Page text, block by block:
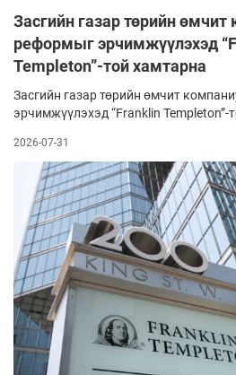
Засгийн газар төрийн
реформыг эрчимжүүлэхэд
Templeton”-той хамтарна
Засгийн газар төрийн өмчит
эрчимжүүлэхэд “Franklin Templeton”-
2026-07-31